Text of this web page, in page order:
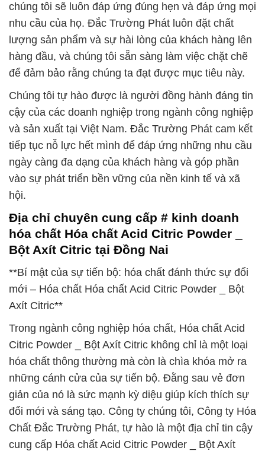
chúng tôi sẽ luôn đáp ứng đúng hẹn và đáp ứng mọi
nhu cầu của họ. Đắc Trường Phát luôn đặt chất
lượng sản phẩm và sự hài lòng của khách hàng lên
hàng đầu, và chúng tôi sẵn sàng làm việc chặt chẽ
để đảm bảo rằng chúng ta đạt được mục tiêu này.
Chúng tôi tự hào được là người đồng hành đáng tin
cậy của các doanh nghiệp trong ngành công nghiệp
và sản xuất tại Việt Nam. Đắc Trường Phát cam kết
tiếp tục nỗ lực hết mình để đáp ứng những nhu cầu
ngày càng đa dạng của khách hàng và góp phần
vào sự phát triển bền vững của nền kinh tế và xã
hội.
Địa chỉ chuyên cung cấp # kinh doanh
hóa chất Hóa chất Acid Citric Powder _
Bột Axít Citric tại Đồng Nai
**Bí mật của sự tiến bộ: hóa chất đánh thức sự đổi
mới – Hóa chất Hóa chất Acid Citric Powder _ Bột
Axít Citric**
Trong ngành công nghiệp hóa chất, Hóa chất Acid
Citric Powder _ Bột Axít Citric không chỉ là một loại
hóa chất thông thường mà còn là chìa khóa mở ra
những cánh cửa của sự tiến bộ. Đằng sau vẻ đơn
giản của nó là sức mạnh kỳ diệu giúp kích thích sự
đổi mới và sáng tạo. Công ty chúng tôi, Công ty Hóa
Chất Đắc Trường Phát, tự hào là một địa chỉ tin cậy
cung cấp Hóa chất Acid Citric Powder _ Bột Axít